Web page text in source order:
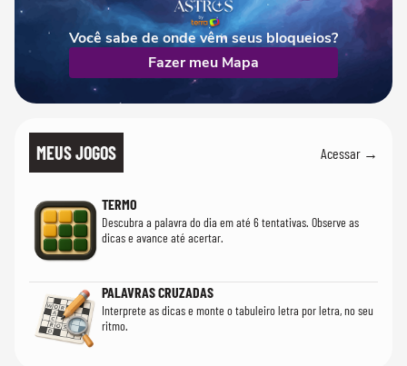
Você sabe de onde vêm seus bloqueios?
Fazer meu Mapa
MEUS JOGOS Acessar →
TERMO
Descubra a palavra do dia em até 6 tentativas. Observe as
dicas e avance até acertar.
PALAVRAS CRUZADAS
Interprete as dicas e monte o tabuleiro letra por letra, no seu
ritmo.